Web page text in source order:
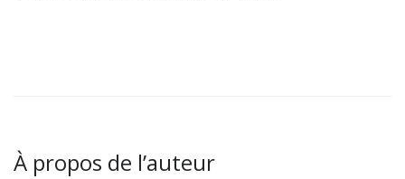
À propos de l’auteur